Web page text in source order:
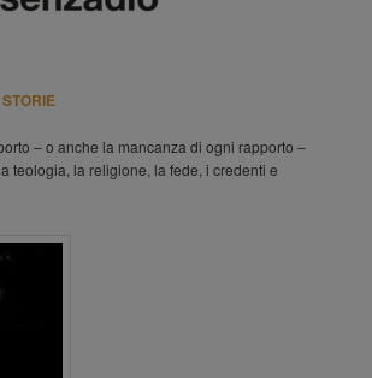
– o anche la mancanza di ogni rapporto –
teologia, la religione, la fede, i credenti e